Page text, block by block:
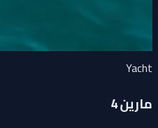
Yacht
مارين 4